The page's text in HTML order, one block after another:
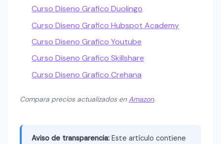
Curso Diseno Grafico Duolingo
Curso Diseno Grafico Hubspot Academy
Curso Diseno Grafico Youtube
Curso Diseno Grafico Skillshare
Curso Diseno Grafico Crehana
Compara precios actualizados enAmazon.
Aviso de transparencia: Este artículo contiene